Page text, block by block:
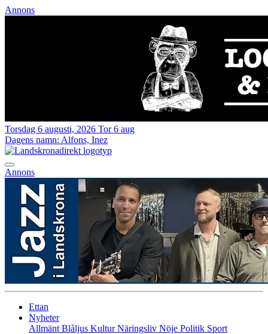
Annons
Torsdag 6 augusti, 2026 Tor 6 aug
Dagens namn: Alfons, Inez
Annons
Ettan
Nyheter
Allmänt Blåljus KulturNäringsliv Nöje Politik Sport